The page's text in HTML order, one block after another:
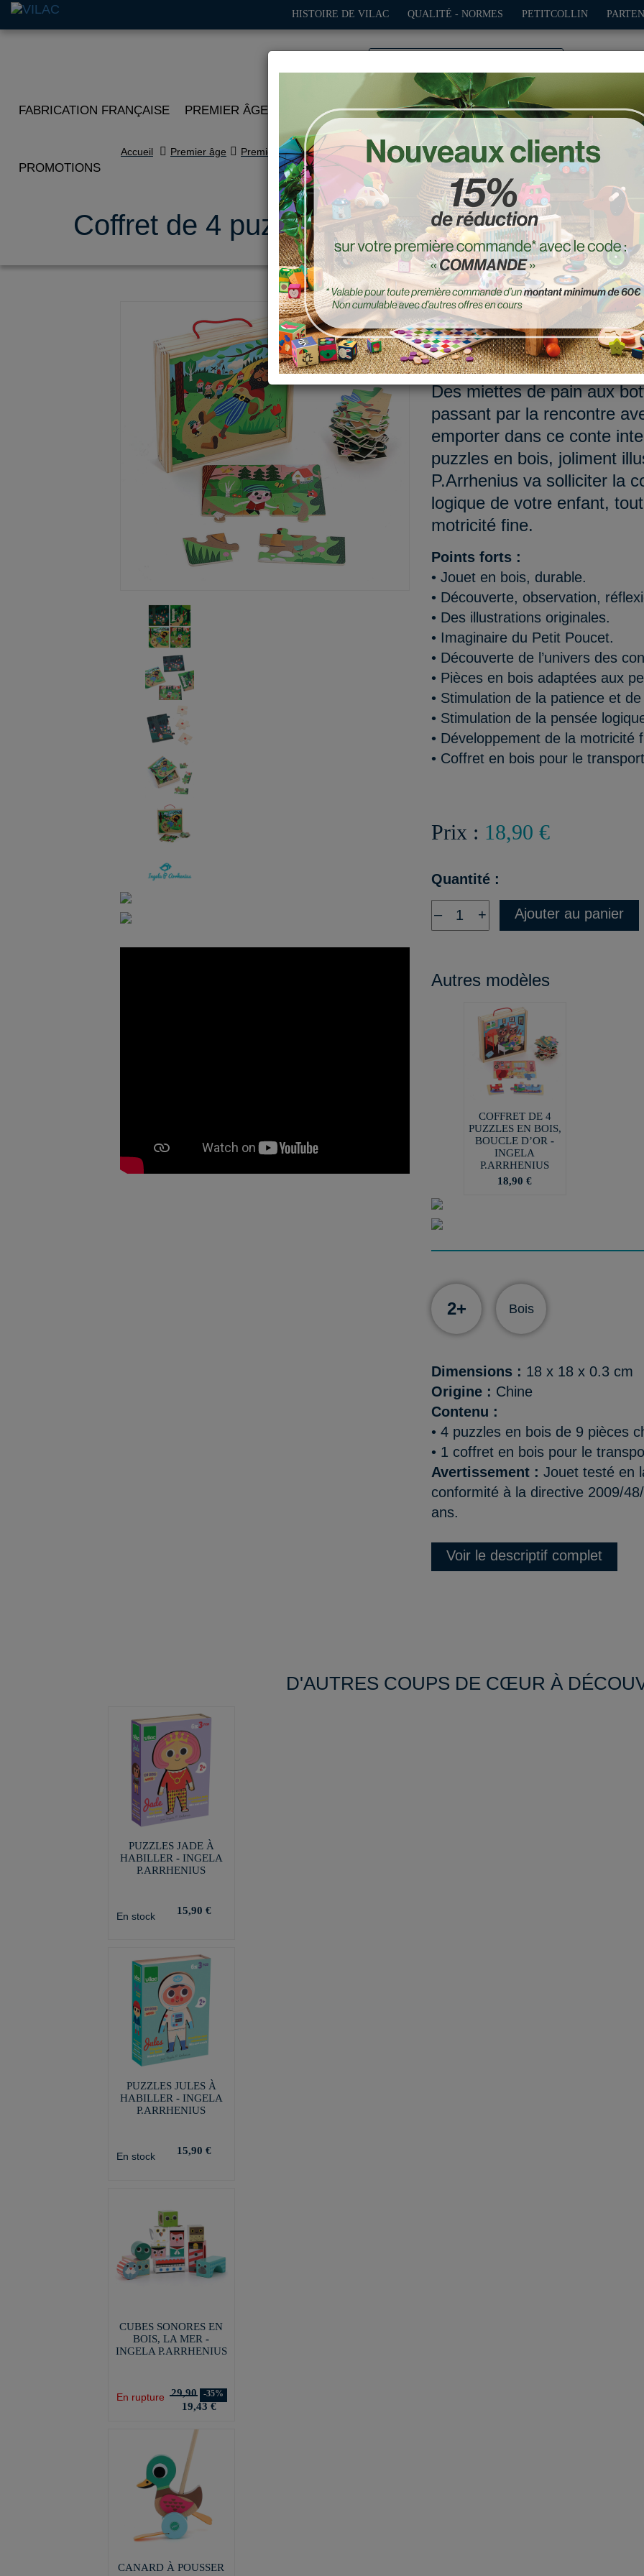
HISTOIRE DE VILAC QUALITÉ - NORMES PETITCOLLIN
FABRICATION FRANÇAISE PREMIER ÂGE IMITATION PLEIN AIR JEUX DÉCO-CADEAUX
PROMOTIONS
Accueil Premier âge Premiers puzzles
Coffret de 4 puzzles en bois, Le Petit
Réf. : 7631
Connaissez-vous l’histoire
univers magique propice
Des miettes de pain aux
passant par la rencontre
emporter dans ce conte
puzzles en bois, joliment
P.Arrhenius va solliciter la
logique de votre enfant,
motricité fine.
Points forts :
• Jouet en bois, durable.
• Découverte, observation,
• Des illustrations originales.
• Imaginaire du Petit Poucet.
• Découverte de l’univers des
• Pièces en bois adaptées aux
• Stimulation de la patience et
• Stimulation de la pensée
• Développement de la motricité
• Coffret en bois pour le
Prix : 18,90 €
Quantité :
– + Ajouter au panier
Autres modèles
COFFRET DE 4
PUZZLES EN BOIS,
BOUCLE D’OR -
INGELA
P.ARRHENIUS
18,90 €
2+ Bois
Dimensions : 18 x 18 x 0.3 cm
Origine : Chine
Contenu :
• 4 puzzles en bois de 9 pièces
• 1 coffret en bois pour le
Avertissement :Jouet testé en
conformité à la directive 2009/
ans.
Voir le descriptif complet
D'AUTRES COUPS DE CŒUR À
PUZZLES JADE À
HABILLER - INGELA
P.ARRHENIUS
En stock 15,90 €
PUZZLES JULES À
HABILLER - INGELA
P.ARRHENIUS
En stock 15,90 €
CUBES SONORES EN
BOIS, LA MER -
INGELA P.ARRHENIUS
En rupture 29,90 -35%
19,43 €
CANARD À POUSSER